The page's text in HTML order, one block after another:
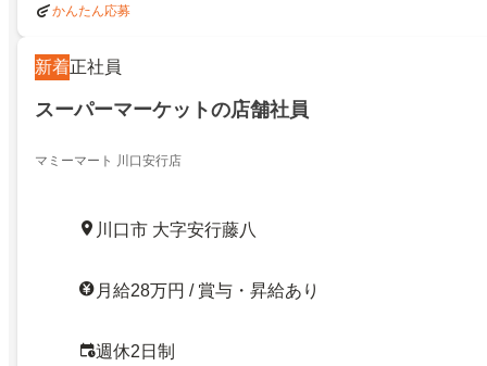
かんたん応募
新着正社員
スーパーマーケットの店舗社員
マミーマート 川口安行店
川口市 大字安行藤八
月給28万円 / 賞与・昇給あり
週休2日制